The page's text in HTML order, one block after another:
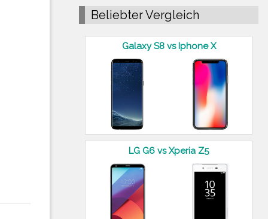
Beliebter Vergleich
Galaxy S8 vs Iphone X
LG G6 vs Xperia Z5